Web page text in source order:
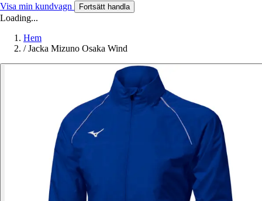
Visa min kundvagn Fortsätt handla
Loading...
Hem
/ Jacka Mizuno Osaka Wind